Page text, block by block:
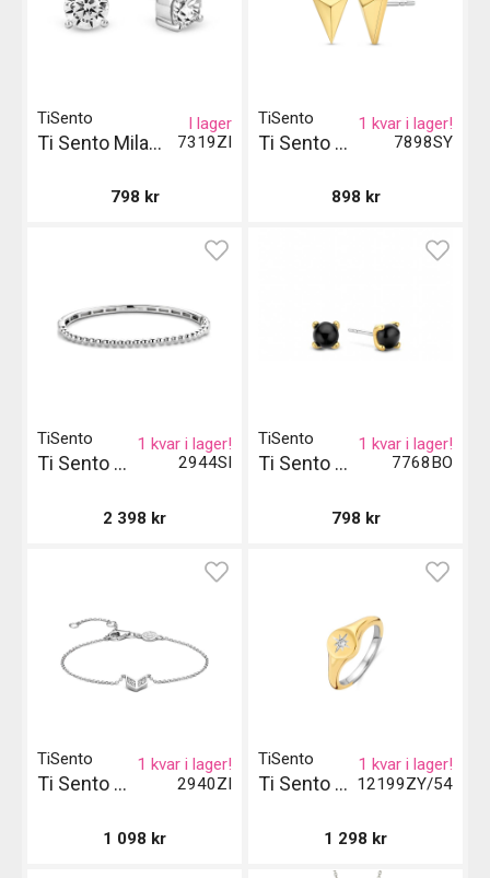
7319ZI
TiSento
Ti Sento Milano Örhängen
I lager
798 kr
7898SY
TiSento
Ti Sento Milano Örhängen
1 kvar i lager!
898 kr
2944SI
TiSento
Ti Sento Milano Armband
1 kvar i lager!
2 398 kr
7768BO
TiSento
Ti Sento Milano Örhängen - Svart och Guld
1 kvar i lager!
798 kr
2940ZI
TiSento
Ti Sento Milano Armband
1 kvar i lager!
1 098 kr
12199ZY/54
TiSento
Ti Sento Milano Ring Gilded - Guld
1 kvar i lager!
1 298 kr